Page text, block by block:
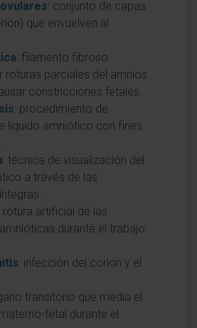
: conjunto de capas
que envuelven al
: filamento fibroso
roturas parciales del amnios
constricciones fetales.
: procedimiento de
líquido amniótico con fines
: técnica de visualización del
a través de las
rotura artificial de las
durante el trabajo
: infección del corion y el
transitorio que media el
fetal durante el